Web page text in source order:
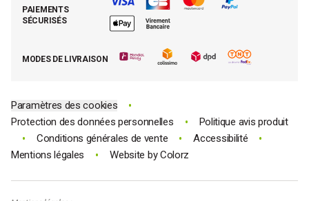
La presse parle de Mathon
Demande de rétractation
Moins cher par lot
PAIEMENTS
SÉCURISÉS
MODES DE LIVRAISON
Paramètres des cookies •
Protection des données personnelles • Politique avis produit
• Conditions générales de vente • Accessibilité •
Mentions légales • Website byColorz